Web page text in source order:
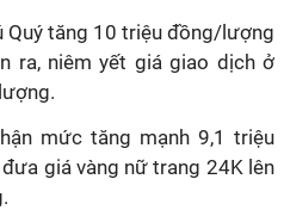
Quý tăng 10 triệu đồng/lượng
ra, niêm yết giá giao dịch ở
mức tăng mạnh 9,1 triệu
giá vàng nữ trang 24K lên